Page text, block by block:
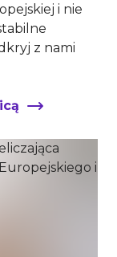
i nie
z nami